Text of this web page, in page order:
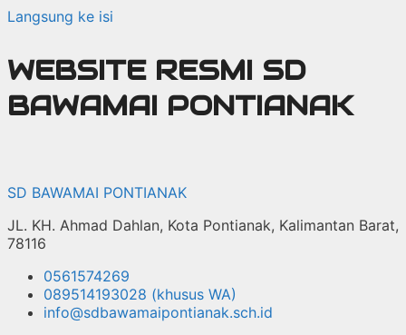
Langsung ke isi
WEBSITE RESMI SD
BAWAMAI PONTIANAK
SD BAWAMAI PONTIANAK
JL. KH. Ahmad Dahlan, Kota Pontianak, Kalimantan Barat,
78116
0561574269
089514193028 (khusus WA)
info@sdbawamaipontianak.sch.id